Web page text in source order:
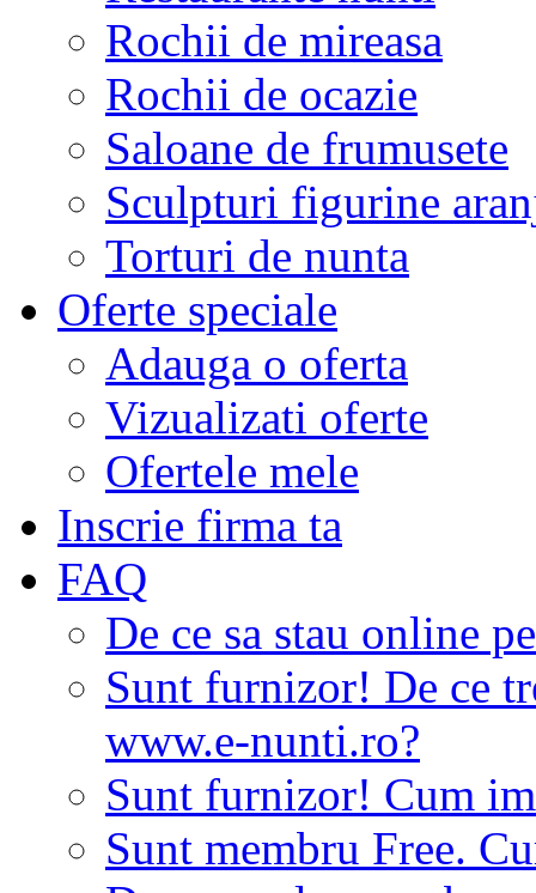
Rochii de mireasa
Rochii de ocazie
Saloane de frumusete
Sculpturi figurine
Torturi de nunta
Oferte speciale
Adauga o oferta
Vizualizati oferte
Ofertele mele
Inscrie firma ta
FAQ
De ce sa stau online
Sunt furnizor! De ce
www.e-nunti.ro?
Sunt furnizor! Cum
Sunt membru Free.